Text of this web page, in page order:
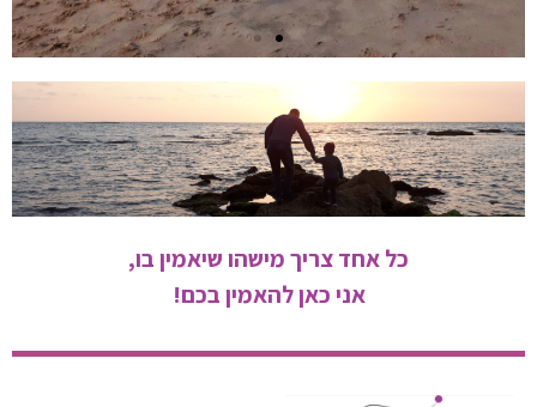
כל אחד צריך מישהו שיאמין בו,
אני כאן להאמין בכם!